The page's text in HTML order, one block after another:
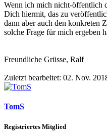
Wenn ich mich nicht-öffentlich
Dich hiermit, das zu
dann aber auch den konkreten
solche Frage für mich ergeben
Freundliche Grüsse, Ralf
Zuletzt bearbeitet: 02. Nov.
TomS
Registriertes Mitglied